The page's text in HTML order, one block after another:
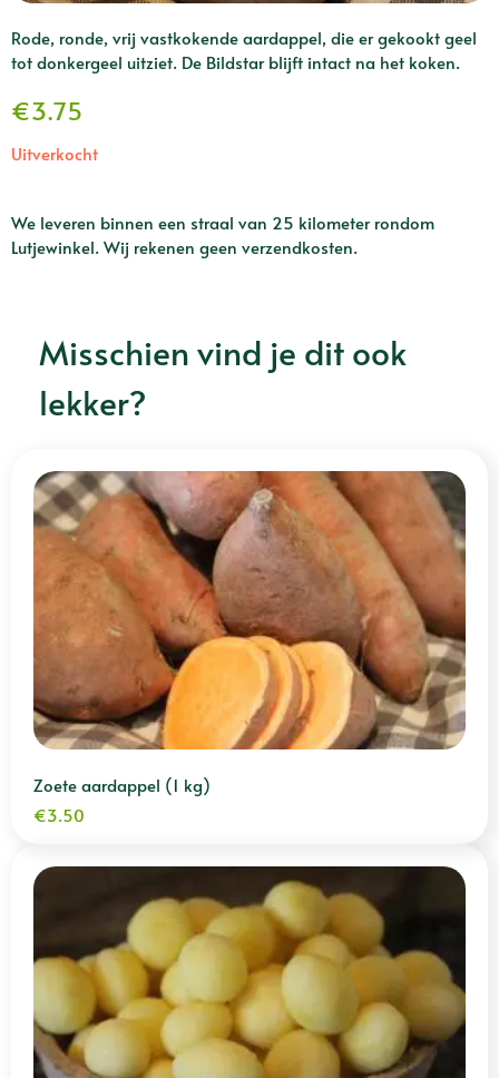
Rode, ronde, vrij vastkokende aardappel, die er gekookt geel
tot donkergeel uitziet. De Bildstar blijft intact na het koken.
€3.75
Uitverkocht
We leveren binnen een straal van 25 kilometer rondom
Lutjewinkel. Wij rekenen geen verzendkosten.
Misschien vind je dit ook
lekker?
Zoete aardappel (1 kg)
€3.50